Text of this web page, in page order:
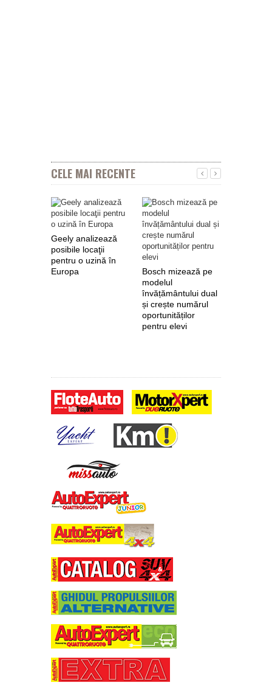
CELE MAI RECENTE
Geely analizează
posibile locaţii
pentru o uzină în
Europa
Bosch mizează pe
modelul
învățământului dual
și crește numărul
oportunităților
pentru elevi